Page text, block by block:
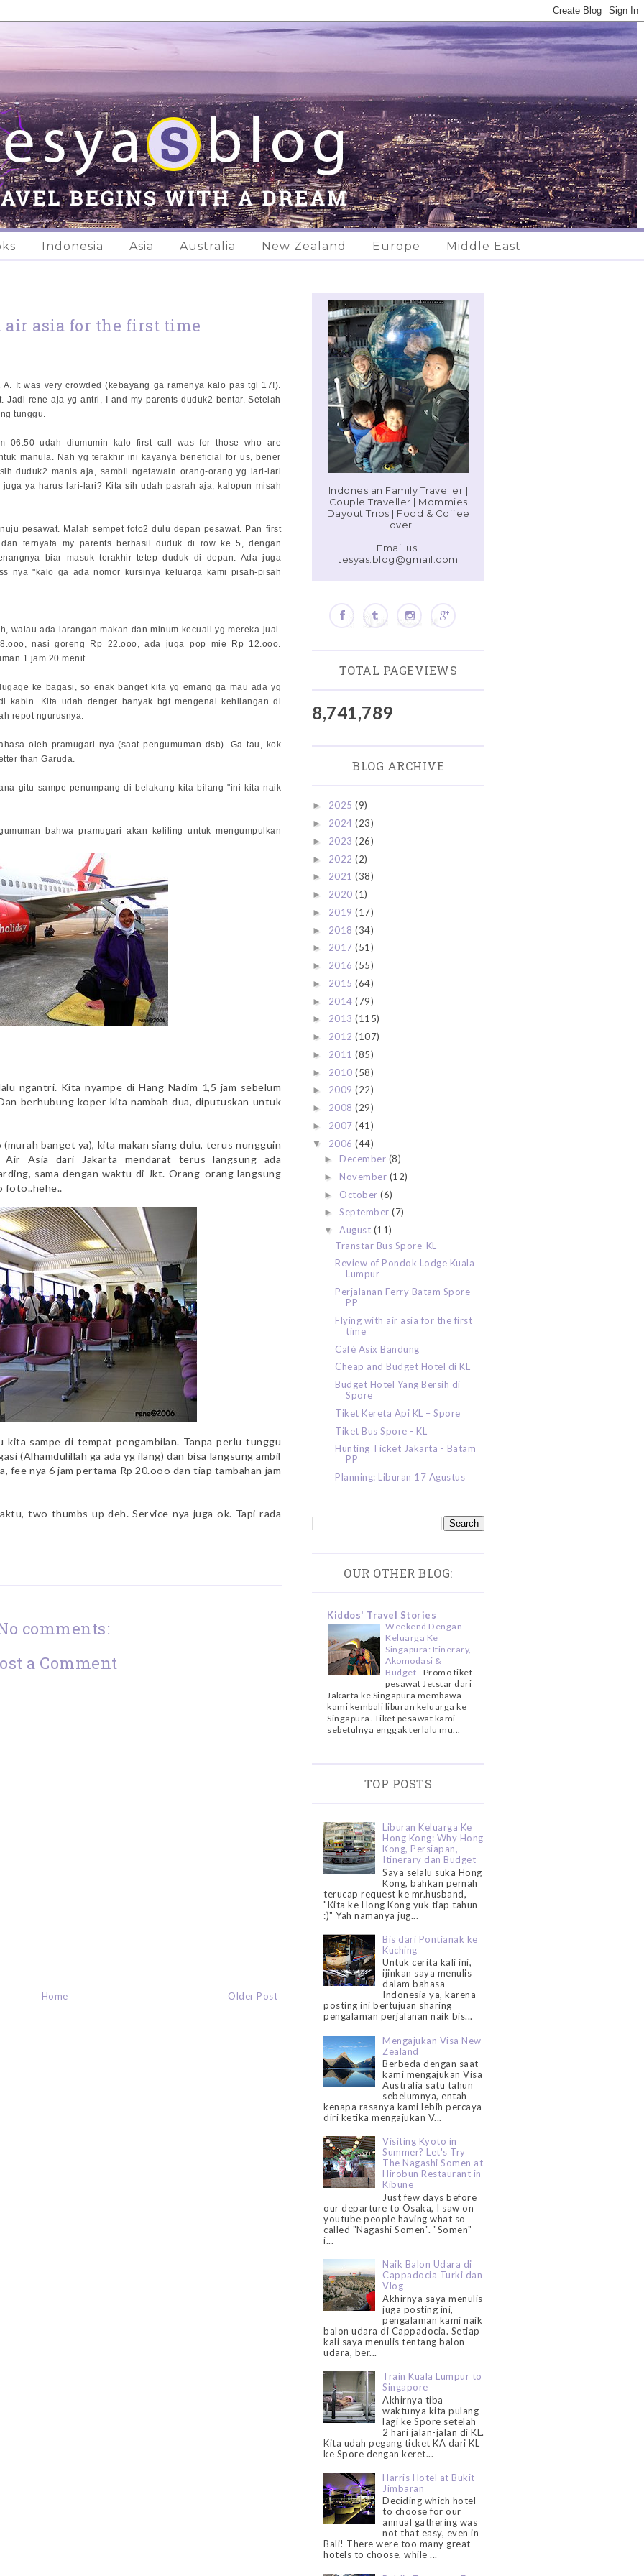
Indonesia Asia Australia New Zealand Europe Middle East
asia for the first time
It was very crowded (kebayang ga ramenya kalo pas tgl 17!).
Jadi rene aja yg antri, I and my parents duduk2 bentar. Setelah
tunggu.
06.50 udah diumumin kalo first call was for those who are
manula. Nah yg terakhir ini kayanya beneficial for us, bener
duduk2 manis aja, sambil ngetawain orang-orang yg lari-lari
ya harus lari-lari? Kita sih udah pasrah aja, kalopun misah
pesawat. Malah sempet foto2 dulu depan pesawat. Pan first
ternyata my parents berhasil duduk di row ke 5, dengan
biar masuk terakhir tetep duduk di depan. Ada juga
nya "kalo ga ada nomor kursinya keluarga kami pisah-pisah
walau ada larangan makan dan minum kecuali yg mereka jual.
nasi goreng Rp 22.ooo, ada juga pop mie Rp 12.ooo.
1 jam 20 menit.
ke bagasi, so enak banget kita yg emang ga mau ada yg
kabin. Kita udah denger banyak bgt mengenai kehilangan di
repot ngurusnya.
oleh pramugari nya (saat pengumuman dsb). Ga tau, kok
than Garuda.
gitu sampe penumpang di belakang kita bilang "ini kita naik
bahwa pramugari akan keliling untuk mengumpulkan
ngantri. Kita nyampe di Hang Nadim 1,5 jam sebelum
berhubung koper kita nambah dua, diputuskan untuk
banget ya), kita makan siang dulu, terus nungguin
Asia dari Jakarta mendarat terus langsung ada
sama dengan waktu di Jkt. Orang-orang langsung
foto..hehe..
kita sampe di tempat pengambilan. Tanpa perlu tunggu
(Alhamdulillah ga ada yg ilang) dan bisa langsung ambil
fee nya 6 jam pertama Rp 20.ooo dan tiap tambahan jam
two thumbs up deh. Service nya juga ok. Tapi rada
comments:
a Comment
Older Post
Home
Indonesian Family Traveller |
Couple Traveller | Mommies
Dayout Trips | Food & Coffee
Lover
Email us:
tesyas.blog@gmail.com
TOTAL PAGEVIEWS
8,741,789
BLOG ARCHIVE
► 2025 (9)
► 2024 (23)
► 2023 (26)
► 2022 (2)
► 2021 (38)
► 2020 (1)
► 2019 (17)
► 2018 (34)
► 2017 (51)
► 2016 (55)
► 2015 (64)
► 2014 (79)
► 2013 (115)
► 2012 (107)
► 2011 (85)
► 2010 (58)
► 2009 (22)
► 2008 (29)
► 2007 (41)
▼ 2006 (44)
► December (8)
► November (12)
► October(6)
►September(7)
▼August (11)
Transtar Bus Spore-KL
Review of Pondok Lodge Kuala
Lumpur
Perjalanan Ferry Batam Spore
PP
Flying with air asia for the first
time
Café Asix Bandung
Cheap and Budget Hotel di KL
Budget Hotel Yang Bersih di
Spore
Tiket Kereta Api KL – Spore
Tiket Bus Spore - KL
Hunting Ticket Jakarta - Batam
PP
Planning: Liburan 17 Agustus
OUR OTHER BLOG:
Kiddos' Travel Stories
Weekend Dengan
Keluarga Ke
Singapura: Itinerary,
Akomodasi &
Budget - Promo tiket
pesawat Jetstar dari
Jakarta ke Singapura membawa
kami kembali liburan keluarga ke
Singapura. Tiket pesawat kami
sebetulnya enggak terlalu mu...
TOP POSTS
Liburan Keluarga Ke
Hong Kong: Why Hong
Kong, Persiapan,
Itinerary dan Budget
Saya selalu suka Hong
Kong, bahkan pernah
terucap request ke mr.husband,
"Kita ke Hong Kong yuk tiap tahun
:)" Yah namanya jug...
Bis dari Pontianak ke
Kuching
Untuk cerita kali ini,
ijinkan saya menulis
dalam bahasa
Indonesia ya, karena
posting ini bertujuan sharing
pengalaman perjalanan naik bis...
Mengajukan Visa New
Zealand
Berbeda dengan saat
kami mengajukan Visa
Australia satu tahun
sebelumnya, entah
kenapa rasanya kami lebih percaya
diri ketika mengajukan V...
Visiting Kyoto in
Summer? Let's Try
The Nagashi Somen at
Hirobun Restaurant in
Kibune
Just few days before
our departure to Osaka, I saw on
youtube people having what so
called "Nagashi Somen". "Somen"
i...
Naik Balon Udara di
Cappadocia Turki dan
Vlog
Akhirnya saya menulis
juga posting ini,
pengalaman kami naik
balon udara di Cappadocia. Setiap
kali saya menulis tentang balon
udara, ber...
Train Kuala Lumpur to
Singapore
Akhirnya tiba
waktunya kita pulang
lagi ke Spore setelah
2 hari jalan-jalan di KL.
Kita udah pegang ticket KA dari KL
ke Spore dengan keret...
Harris Hotel at Bukit
Jimbaran
Deciding which hotel
to choose for our
annual gathering was
not that easy, even in
Bali! There were too many great
hotels to choose, while ...